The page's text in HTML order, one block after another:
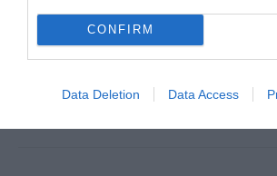
CONFIRM
Data Deletion Data Access
Davide Di Stefano 23 Aprile 2016
Roma , 23 apr – La propaganda pro
trasmissione …